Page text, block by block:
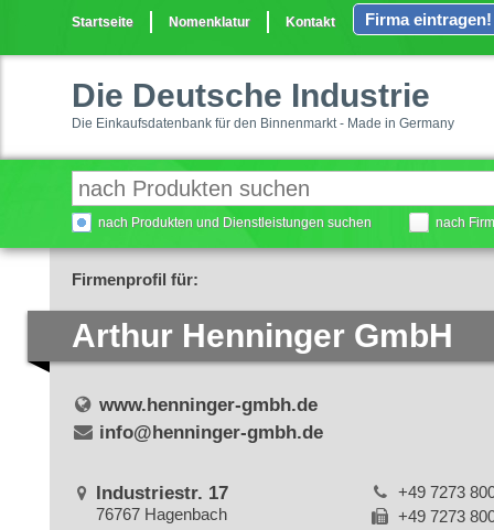
Startseite Nomenklatur Kontakt Firma eintragen!
Die Deutsche Industrie
Die Einkaufsdatenbank für den Binnenmarkt - Made in Germany
nach Produkten und Dienstleistungen suchen nach
Firmenprofil für:
Arthur Henninger GmbH
www.henninger-gmbh.de
info@henninger-gmbh.de
Industriestr. 17
76767 Hagenbach
+49 7273
+49 7273